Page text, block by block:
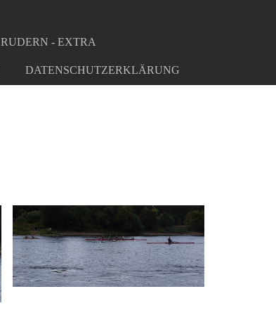
RUDERN - EXTRA
DATENSCHUTZERKLÄRUNG